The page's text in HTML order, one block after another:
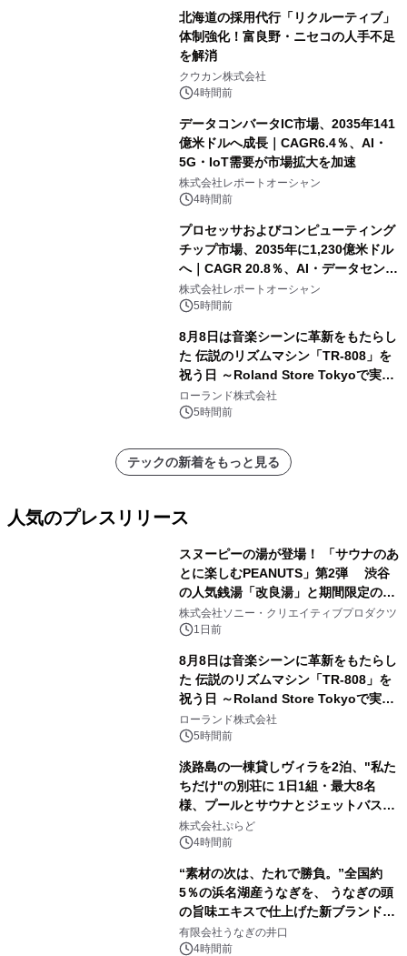
北海道の採用代行「リクルーティブ」
体制強化！富良野・ニセコの人手不足
を解消
クウカン株式会社
4時間前
データコンバータIC市場、2035年141
億米ドルへ成長｜CAGR6.4％、AI・
5G・IoT需要が市場拡大を加速
株式会社レポートオーシャン
4時間前
プロセッサおよびコンピューティング
チップ市場、2035年に1,230億米ドル
へ｜CAGR 20.8％、AI・データセンタ
ー需要が成長を牽引
株式会社レポートオーシャン
5時間前
8月8日は音楽シーンに革新をもたらし
た 伝説のリズムマシン「TR-808」を
祝う日 ～Roland Store Tokyoで実機
を展示しての 記念キャンペーンを開
催 英国ラジオ「NTS」の 特別プログ
アーティストを フィーチャーしたアニ
メーションを公開～
ローランド株式会社
5時間前
テックの新着をもっと見る
人気のプレスリリース
スヌーピーの湯が登場！ 「サウナのあ
とに楽しむPEANUTS」第2弾 渋谷
の人気銭湯「改良湯」と期間限定のコ
ラボレーション サウナイキタイコラ
ボグッズも発売決定！
株式会社ソニー・クリエイティブプロダクツ
1日前
8月8日は音楽シーンに革新をもたらし
た 伝説のリズムマシン「TR-808」を
祝う日 ～Roland Store Tokyoで実機
を展示しての 記念キャンペーンを開
催 英国ラジオ「NTS」の 特別プログ
アーティストを フィーチャーしたアニ
メーションを公開～
ローランド株式会社
5時間前
淡路島の一棟貸しヴィラを2泊、"私た
ちだけ"の別荘に 1日1組・最大8名
様、プールとサウナとジェットバス付
きで Villa Mon Temps AWAJIの連泊
素泊りプラン
株式会社ぷらど
4時間前
“素材の次は、たれで勝負。”全国約
5％の浜名湖産うなぎを、 うなぎの頭
の旨味エキスで仕上げた新ブランド
「井口の誉」誕生
有限会社うなぎの井口
4時間前